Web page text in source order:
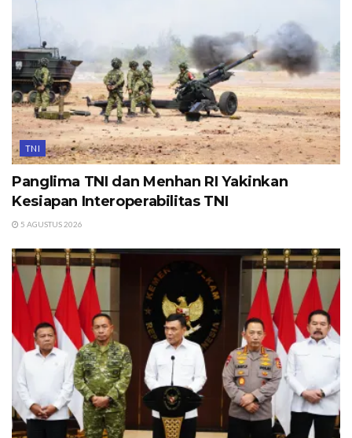
TNI
Panglima TNI dan Menhan RI Yakinkan
Kesiapan Interoperabilitas TNI
5 AGUSTUS 2026